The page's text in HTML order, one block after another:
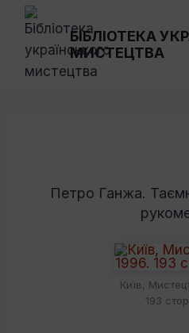
Перейти
вмісту
БІБЛІОТЕКА
МИСТЕЦТВА
Петро Ганжа.
Київ,
193